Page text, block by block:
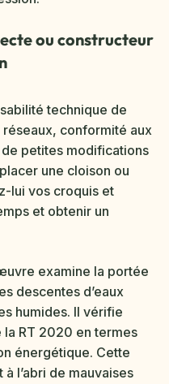
ou constructeur
technique de
réseaux, conformité aux
petites modifications
une cloison ou
lui vos croquis et
et obtenir un
examine la portée
descentes d’eaux
humides. Il vérifie
RT 2020 en termes
énergétique. Cette
l’abri de mauvaises